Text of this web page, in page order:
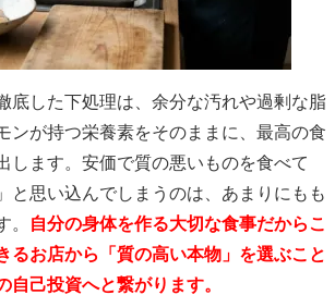
底した下処理は、余分な汚れや過剰な脂
ンが持つ栄養素をそのままに、最高の食
します。安価で質の悪いものを食べて
と思い込んでしまうのは、あまりにもも
。
自分の身体を作る大切な食事だからこ
るお店から「質の高い本物」を選ぶこと
自己投資へと繋がります。